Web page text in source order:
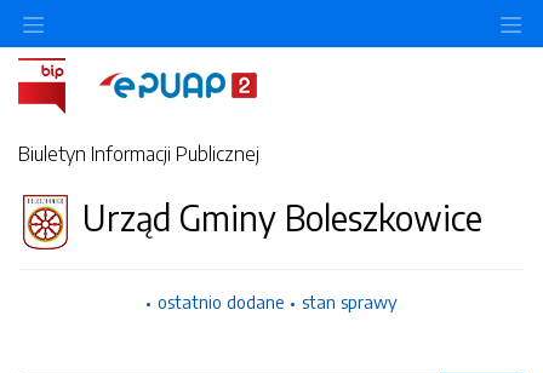
Biuletyn Informacji Publicznej
Urząd Gminy Boleszkowice
ostatnio dodane stan sprawy